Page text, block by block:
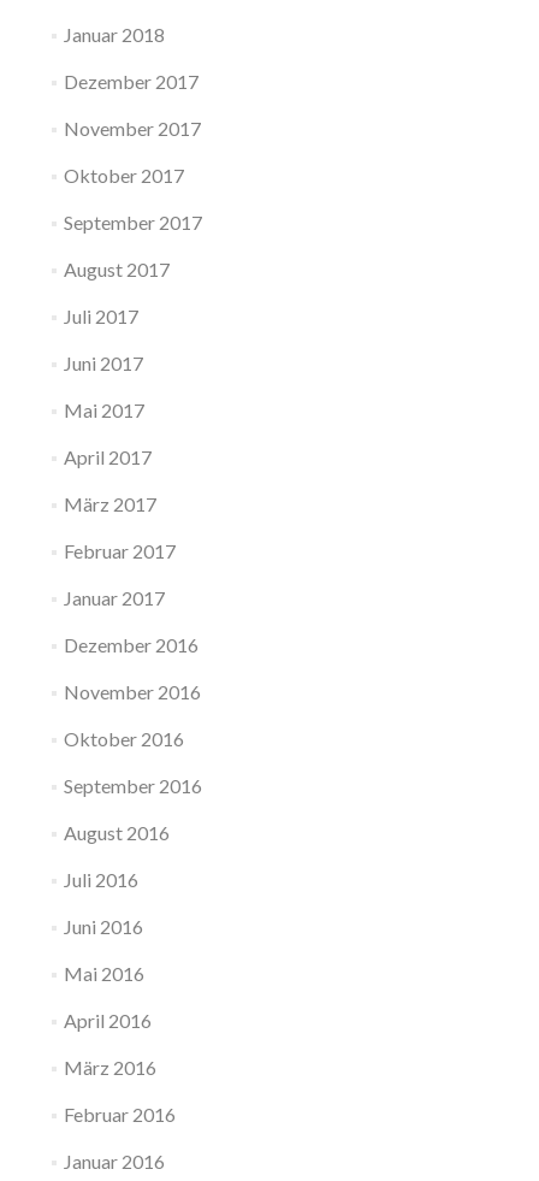
Januar 2018
Dezember 2017
November 2017
Oktober 2017
September 2017
August 2017
Juli 2017
Juni 2017
Mai 2017
April 2017
März 2017
Februar 2017
Januar 2017
Dezember 2016
November 2016
Oktober 2016
September 2016
August 2016
Juli 2016
Juni 2016
Mai 2016
April 2016
März 2016
Februar 2016
Januar 2016